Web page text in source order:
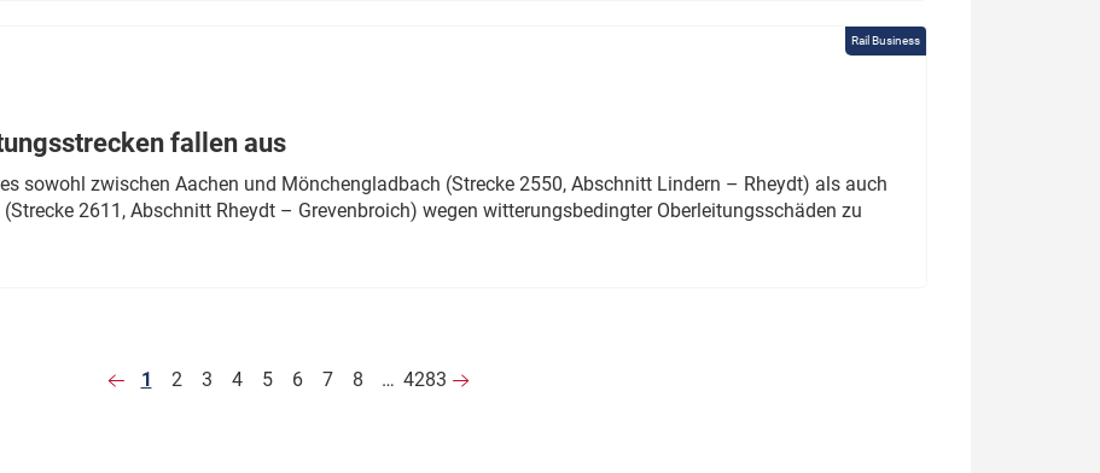
Rail Business
fallen aus
sowohl zwischen Aachen und Mönchengladbach (Strecke 2550, Abschnitt Lindern – Rheydt) als auch
2611, Abschnitt Rheydt – Grevenbroich) wegen witterungsbedingter Oberleitungsschäden zu
1 2 3 4 5 6 7 8 … 4283